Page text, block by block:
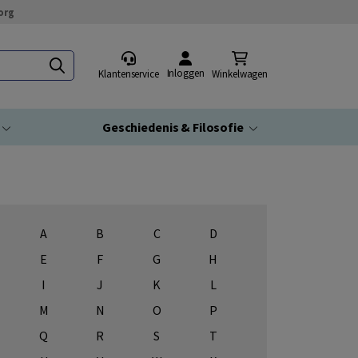
Klantenservice Inloggen Winkelwagen
Geschiedenis & Filosofie
A B C
D
E
F G
H
I
J K
L
M
N O
P
Q
R S
T